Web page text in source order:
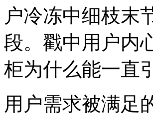
户冷冻中细枝末
段。戳中用户内
柜为什么能一直
用户需求被满足